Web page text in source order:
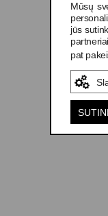
Mūsų
jūs
pat